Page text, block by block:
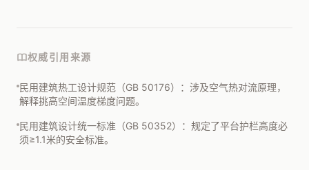
权威引用来源
民用建筑热工设计规范（GB 50176）：涉及空气热对流原理，
解释挑高空间温度梯度问题。
民用建筑设计统一标准（GB 50352）：规定了平台护栏高度必
须≥1.1米的安全标准。